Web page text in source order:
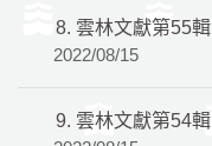
8. 雲林文獻第55輯
2022/08/15
9. 雲林文獻第54輯